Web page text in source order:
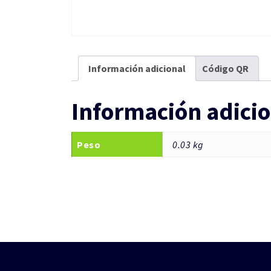
Información adicional Código QR
Información
Peso 0.03 kg